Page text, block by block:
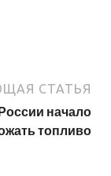
СТАТЬЯ
начало
топливо